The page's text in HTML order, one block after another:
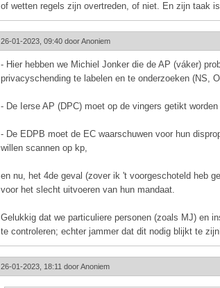
of wetten regels zijn overtreden, of niet. En zijn taak
26-01-2023, 09:40 doorAnoniem
- Hier hebben we Michiel Jonker die de AP (váker)
privacyschending te labelen en te onderzoeken (NS,
- De Ierse AP (DPC) moet op de vingers getikt
- De EDPB moet de EC waarschuwen voor hun
willen scannen op kp,
en nu, het 4de geval (zover ik 't voorgeschoteld heb
voor het slecht uitvoeren van hun mandaat.
Gelukkig dat we particuliere personen (zoals MJ) en
te controleren; echter jammer dat dit nodig blijkt te
26-01-2023, 18:11 doorAnoniem